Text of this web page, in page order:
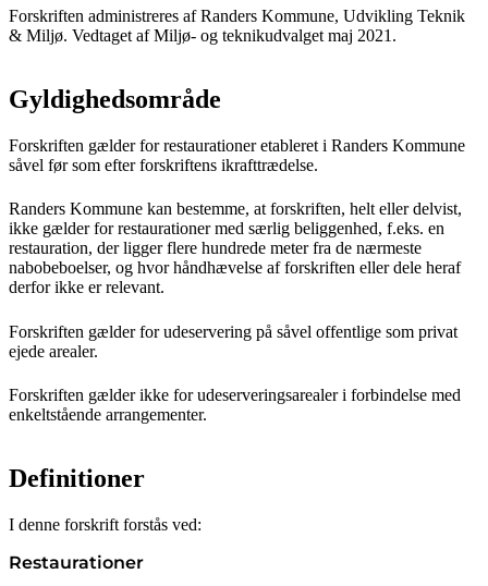
Forskriften administreres af Randers Kommune, Udvikling Teknik
& Miljø. Vedtaget af Miljø- og teknikudvalget maj 2021.
Gyldighedsområde
Forskriften gælder for restaurationer etableret i Randers Kommune
såvel før som efter forskriftens ikrafttrædelse.
Randers Kommune kan bestemme, at forskriften, helt eller delvist,
ikke gælder for restaurationer med særlig beliggenhed, f.eks. en
restauration, der ligger flere hundrede meter fra de nærmeste
nabobeboelser, og hvor håndhævelse af forskriften eller dele heraf
derfor ikke er relevant.
Forskriften gælder for udeservering på såvel offentlige som privat
ejede arealer.
Forskriften gælder ikke for udeserveringsarealer i forbindelse med
enkeltstående arrangementer.
Definitioner
I denne forskrift forstås ved:
Restaurationer